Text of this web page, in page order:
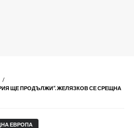
ЩЕ ПРОДЪЛЖИ“. ЖЕЛЯЗКОВ СЕ СРЕЩНА
ЕВРОПА